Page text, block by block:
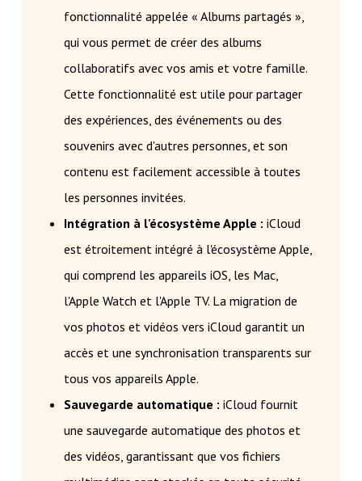
fonctionnalité appelée « Albums partagés »,
qui vous permet de créer des albums
collaboratifs avec vos amis et votre famille.
Cette fonctionnalité est utile pour partager
des expériences, des événements ou des
souvenirs avec d'autres personnes, et son
contenu est facilement accessible à toutes
les personnes invitées.
Intégration à l'écosystème Apple : iCloud
est étroitement intégré à l'écosystème Apple,
qui comprend les appareils iOS, les Mac,
l'Apple Watch et l'Apple TV. La migration de
vos photos et vidéos vers iCloud garantit un
accès et une synchronisation transparents sur
tous vos appareils Apple.
Sauvegarde automatique : iCloud fournit
une sauvegarde automatique des photos et
des vidéos, garantissant que vos fichiers